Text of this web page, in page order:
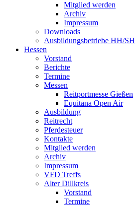
Mitglied werden
Archiv
Impressum
Downloads
Ausbildungsbetriebe HH/SH
Hessen
Vorstand
Berichte
Termine
Messen
Reitportmesse Gießen
Equitana Open Air
Ausbildung
Reitrecht
Pferdesteuer
Kontakte
Mitglied werden
Archiv
Impressum
VFD Treffs
Alter Dillkreis
Vorstand
Termine